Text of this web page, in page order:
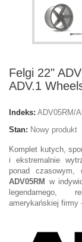
Felgi 22"
ADV.1
Indeks: ADV05RM/
Stan: Nowy produkt
Komplet kutych,
i ekstremalnie
ponad
ADV05RM w
legendarnego,
amerykańskiej firmy